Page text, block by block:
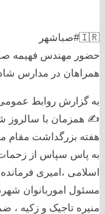
🇮🇷#صباشهر
حضور مهندس فهیمه
همراهان در مدارس
به گزارش روابط
✍️ همزمان با سالروز
هفته بزرگداشت مقام
به پاس سپاس از
اسلامی ،امیری
مسئول اموربانوان
منیره تاجیک و زکیه ،